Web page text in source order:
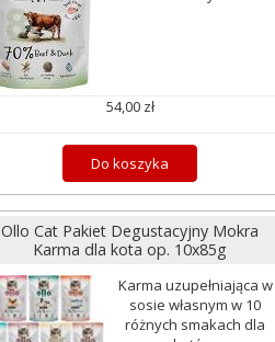
54,00 zł
Do koszyka
Ollo Cat Pakiet Degustacyjny Mokra
Karma dla kota op. 10x85g
Karma uzupełniająca w
sosie własnym w 10
różnych smakach dla